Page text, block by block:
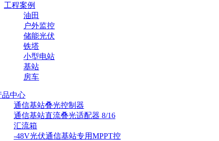
工程案例
油田
户外监控
储能光伏
铁塔
小型电站
基站
房车
品中心
通信基站叠光控制器
通信基站直流叠光适配器 8/16
汇流箱
-48V光伏通信基站专用MPPT控